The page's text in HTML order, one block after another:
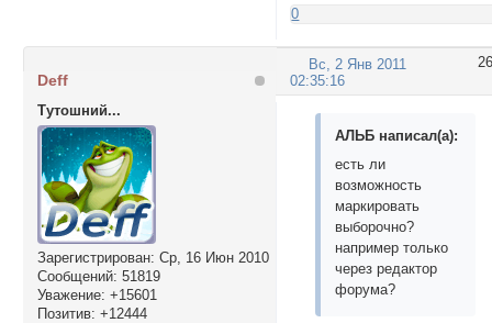
0
26
Вс, 2 Янв 2011
02:35:16
Deff
Тутошний...
Зарегистрирован: Ср, 16 Июн 2010
Сообщений: 51819
Уважение: +15601
Позитив: +12444
АЛЬБ написал(а):
есть ли
возможность
маркировать
выборочно?
например только
через редактор
форума?